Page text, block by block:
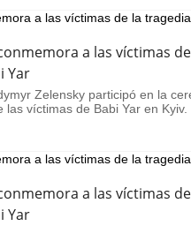
a las víctimas
Yar
Zelensky participó en la
las víctimas de Babi Yar en Kyiv.
a las víctimas
Yar